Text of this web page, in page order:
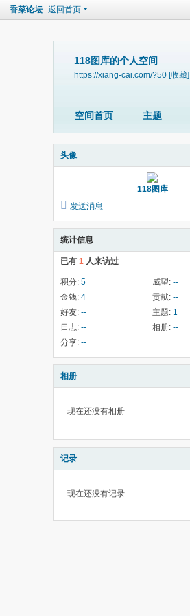
香菜论坛 返回首页
118图库的个人空间
https://xiang-cai.com/?50 [收藏]
空间首页 主题
头像
118图库
发送消息
统计信息
已有 1 人来访过
积分: 5 威望: --
金钱: 4 贡献: --
好友: -- 主题: 1
日志: -- 相册: --
分享: --
相册
现在还没有相册
记录
现在还没有记录